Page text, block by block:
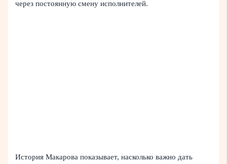
через постоянную смену исполнителей.
История Макарова показывает, насколько важно дать